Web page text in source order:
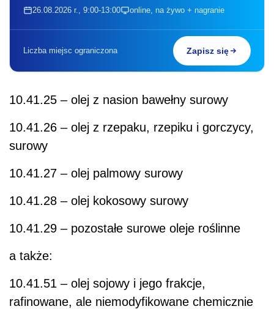
26.08.2026 r., 9:00-13:00 online, na żywo + nagranie
Liczba miejsc ograniczona Zapisz się
10.41.25 – olej z nasion bawełny surowy
10.41.26 – olej z rzepaku, rzepiku i gorczycy,
surowy
10.41.27 – olej palmowy surowy
10.41.28 – olej kokosowy surowy
10.41.29 – pozostałe surowe oleje roślinne
a także:
10.41.51 – olej sojowy i jego frakcje,
rafinowane, ale niemodyfikowane chemicznie